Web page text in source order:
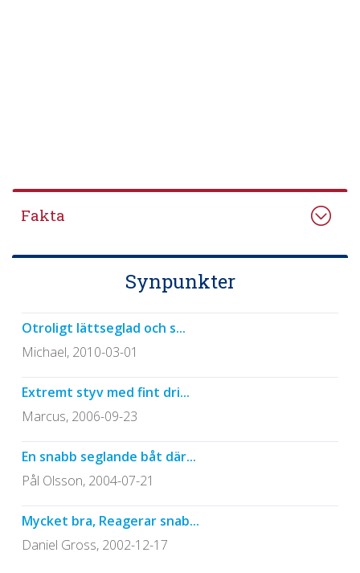
Fakta
Synpunkter
Otroligt lättseglad och s...
Michael, 2010-03-01
Extremt styv med fint dri...
Marcus, 2006-09-23
En snabb seglande båt där...
Pål Olsson, 2004-07-21
Mycket bra, Reagerar snab...
Daniel Gross, 2002-12-17